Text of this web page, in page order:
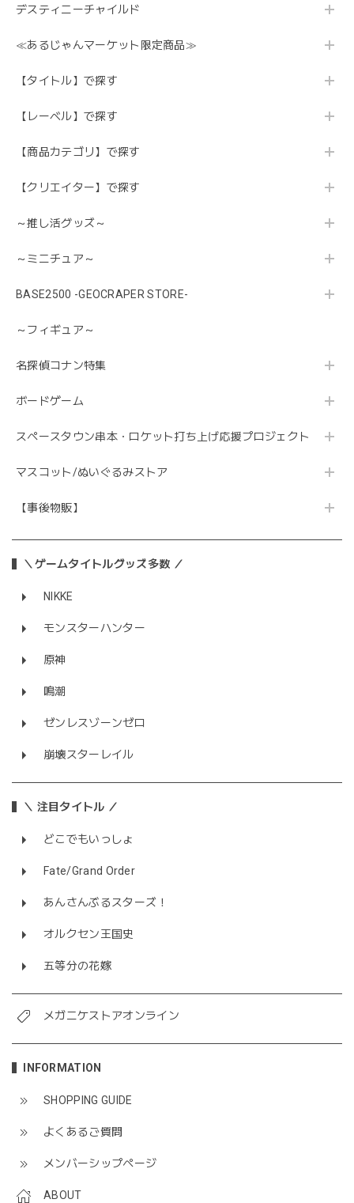
デスティニーチャイルド
≪あるじゃんマーケット限定商品≫
【タイトル】で探す
【レーベル】で探す
【商品カテゴリ】で探す
【クリエイター】で探す
～推し活グッズ～
～ミニチュア～
BASE2500 -GEOCRAPER STORE-
～フィギュア～
名探偵コナン特集
ボードゲーム
スペースタウン串本・ロケット打ち上げ応援プロジェクト
マスコット/ぬいぐるみストア
【事後物販】
＼ゲームタイトルグッズ多数 ／
NIKKE
モンスターハンター
原神
鳴潮
ゼンレスゾーンゼロ
崩壊スターレイル
＼ 注目タイトル ／
どこでもいっしょ
Fate/Grand Order
あんさんぶるスターズ！
オルクセン王国史
五等分の花嫁
メガニケストアオンライン
INFORMATION
SHOPPING GUIDE
よくあるご質問
メンバーシップページ
ABOUT